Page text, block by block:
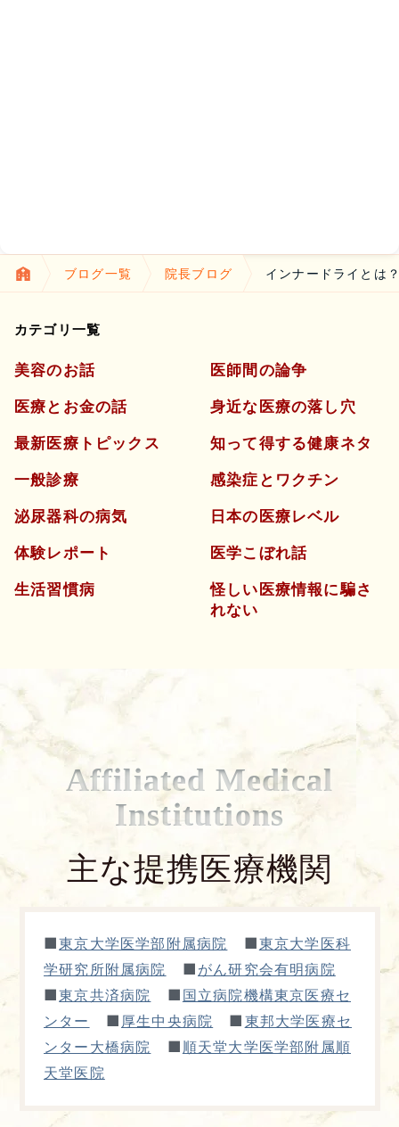
ブログ一覧 院長ブログ インナードライとは
カテゴリ一覧
美容のお話
医療とお金の話
最新医療トピックス
一般診療
泌尿器科の病気
体験レポート
生活習慣病
医師間の論争
身近な医療の落し穴
知って得する健康ネタ
感染症とワクチン
日本の医療レベル
医学こぼれ話
怪しい医療情報に騙さ
れない
Affiliated Medical
Institutions
主な提携医療機関
■東京大学医学部附属病院 ■東京大学医科
学研究所附属病院
■ がん研究会有明病院
■東京共済病院 ■ 国立病院機構東京医療セ
ンター
■ 厚生中央病院 ■ 東邦大学医療セ
ンター大橋病院
■ 順天堂大学医学部附属順
天堂医院